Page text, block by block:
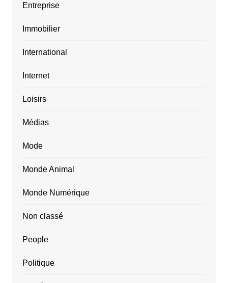
Entreprise
Immobilier
International
Internet
Loisirs
Médias
Mode
Monde Animal
Monde Numérique
Non classé
People
Politique